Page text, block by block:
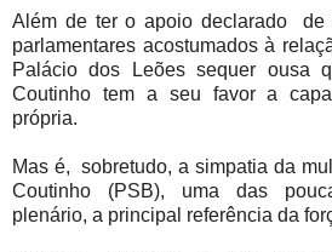
Além de ter o apoio declarado
parlamentares acostumados à
Palácio dos Leões sequer ousa
Coutinho tem a seu favor a
própria.
Mas é, sobretudo, a simpatia da
Coutinho (PSB), uma das
plenário, a principal referência da